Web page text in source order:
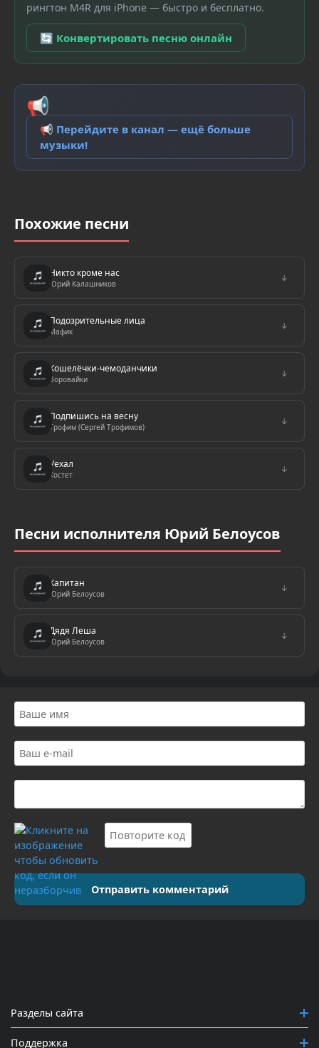
рингтон M4R для iPhone — быстро и бесплатно.
🔄 Конвертировать песню онлайн
📢
📢 Перейдите в канал — ещё больше
музыки!
Похожие песни
Никто кроме нас
Юрий Калашников
↓
Подозрительные лица
Мафик
↓
Кошелёчки-чемоданчики
Воровайки
↓
Подпишись на весну
Трофим (Сергей Трофимов)
↓
Уехал
Костет
↓
Песни исполнителя Юрий Белоусов
Капитан
Юрий Белоусов
↓
Дядя Леша
Юрий Белоусов
↓
Отправить комментарий
Разделы сайта
Поддержка